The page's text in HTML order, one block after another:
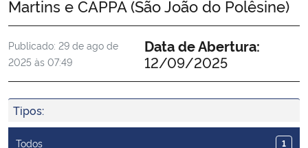
Ministério da Cidadania
Ministério da Saúde
Ministério de Minas e Energia
Ministério da Ciência, Tecnologia, Inovações e Comunicações
Martins e CAPPA (São João do Polêsine)
Publicado: 29 de ago de
2025 às 07:49
Data de Abertura:
12/09/2025
Tipos:
Todos 1